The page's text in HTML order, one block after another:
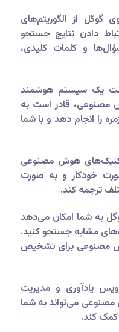
گوگل از الگوریتم‌های
دادن نتایج جستجو
و کلمات کلیدی،
یک سیستم هوشمند
مصنوعی، قادر است به
را انجام دهد و با شما
هوش مصنوعی
خودکار و به صورت
ترجمه کند.
به شما امکان می‌دهد
مشابه جستجو کنید.
مصنوعی برای تشخیص
یادآوری و مدیریت
می‌تواند به شما
کمک کند.